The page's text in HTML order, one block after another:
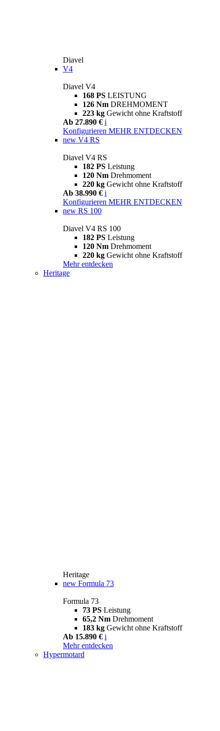
Diavel
V4
Diavel V4
168 PS LEISTUNG
126 Nm DREHMOMENT
223 kg Gewicht ohne Kraftstoff
Ab 27.890 € i
Konfigurieren MEHR ENTDECKEN
new V4 RS
Diavel V4 RS
182 PS Leistung
120 Nm Drehmoment
220 kg Gewicht ohne Kraftstoff
Ab 38.990 € i
Konfigurieren MEHR ENTDECKEN
new RS 100
Diavel V4 RS 100
182 PS Leistung
120 Nm Drehmoment
220 kg Gewicht ohne Kraftstoff
Mehr entdecken
Heritage
Heritage
new Formula 73
Formula 73
73 PS Leistung
65,2 Nm Drehmoment
183 kg Gewicht ohne Kraftstoff
Ab 15.890 € i
Mehr entdecken
Hypermotard